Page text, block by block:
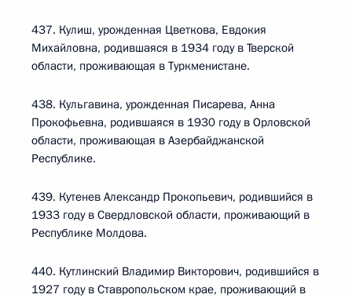
437. Кулиш, урожденная Цветкова, Евдокия
Михайловна, родившаяся в 1934 году в Тверской
области, проживающая в Туркменистане.
438. Кульгавина, урожденная Писарева, Анна
Прокофьевна, родившаяся в 1930 году в Орловской
области, проживающая в Азербайджанской
Республике.
439. Кутенев Александр Прокопьевич, родившийся в
1933 году в Свердловской области, проживающий в
Республике Молдова.
440. Кутлинский Владимир Викторович, родившийся в
1927 году в Ставропольском крае, проживающий в